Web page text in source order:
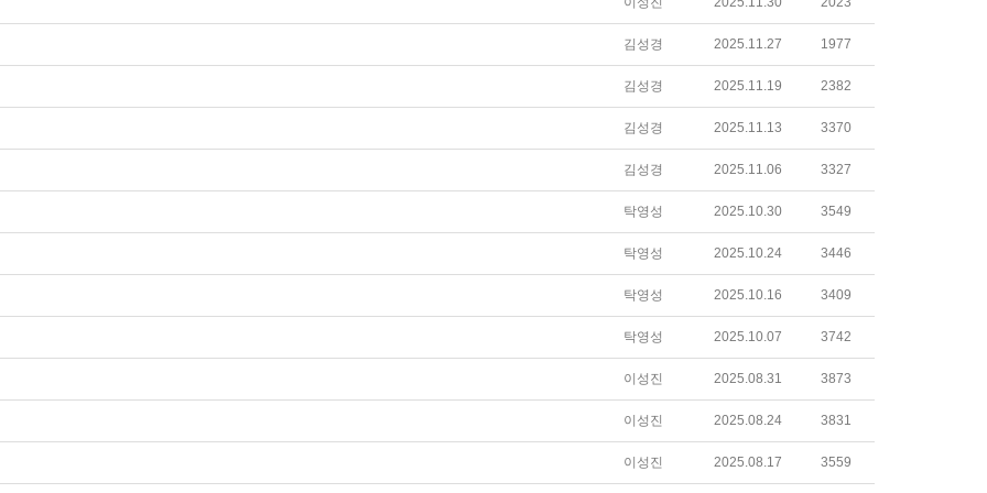
김성경 2025.11.27 1977
김성경 2025.11.19 2382
김성경 2025.11.13 3370
김성경 2025.11.06 3327
탁영성 2025.10.30 3549
탁영성 2025.10.24 3446
탁영성 2025.10.16 3409
탁영성 2025.10.07 3742
이성진 2025.08.31 3873
이성진 2025.08.24 3831
이성진 2025.08.17 3559